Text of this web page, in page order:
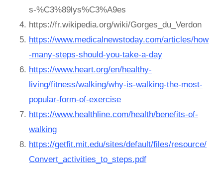
s-%C3%89lys%C3%A9es
https://fr.wikipedia.org/wiki/Gorges_du_Verdon
https://www.medicalnewstoday.com/articles/how
-many-steps-should-you-take-a-day
https://www.heart.org/en/healthy-
living/fitness/walking/why-is-walking-the-most-
popular-form-of-exercise
https://www.healthline.com/health/benefits-of-
walking
https://getfit.mit.edu/sites/default/files/resource/
Convert_activities_to_steps.pdf